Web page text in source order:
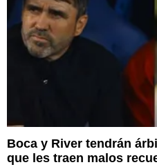
Boca y River tendrán
que les traen malos